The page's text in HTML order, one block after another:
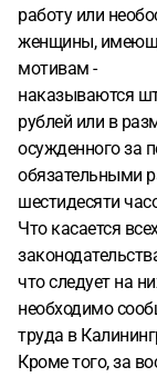
работу или
женщины,
мотивам -
наказываются
рублей или в
осужденного за
обязательными
шестидесяти
Что касается
что следует на
необходимо
труда в
Кроме того, за